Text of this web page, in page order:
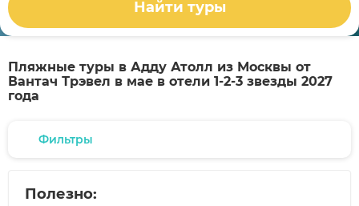
Найти туры
Пляжные туры в Адду Атолл из Москвы от
Вантач Трэвел в мае в отели 1-2-3 звезды 2027
года
Фильтры
Полезно: